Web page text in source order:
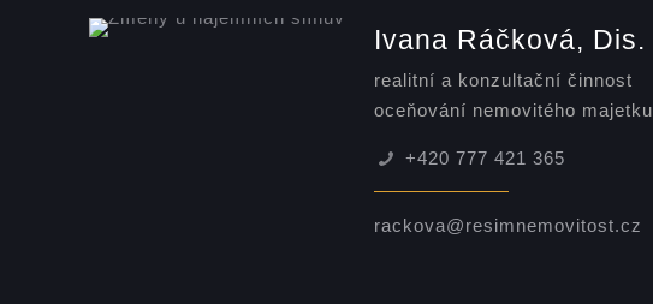
Ivana Ráčková, Dis.
realitní a konzultační činnost
oceňování nemovitého majetku
+420 777 421 365
rackova@resimnemovitost.cz